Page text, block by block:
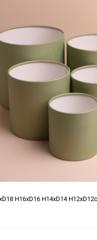
H16хD16 H14хD14